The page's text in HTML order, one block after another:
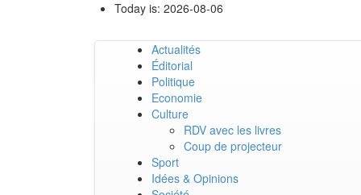
Today is: 2026-08-06
Main
navigation
Actualités
Éditorial
Politique
Economie
Culture
RDV avec les livres
Coup de projecteur
Sport
Idées & Opinions